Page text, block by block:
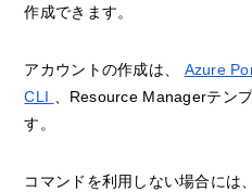
作成できます。
アカウントの作成は、 Azure
CLI 、Resource Managerテン
す。
コマンドを利用しない場合には